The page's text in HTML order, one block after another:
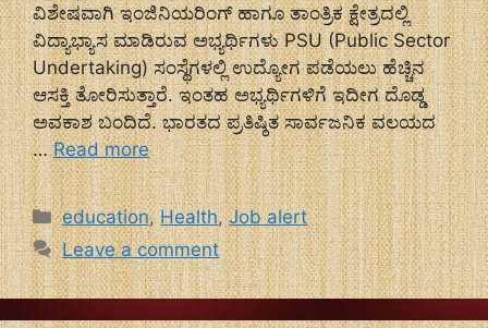
ವಿಶೇಷವಾಗಿ ಇಂಜಿನಿಯರಿಂಗ್ ಹಾಗೂ ತಾಂತ್ರಿಕ ಕ್ಷೇತ್ರದಲ್ಲಿ
ವಿದ್ಯಾಭ್ಯಾಸ ಮಾಡಿರುವ ಅಭ್ಯರ್ಥಿಗಳು PSU (Public Sector
Undertaking) ಸಂಸ್ಥೆಗಳಲ್ಲಿ ಉದ್ಯೋಗ ಪಡೆಯಲು ಹೆಚ್ಚಿನ
ಆಸಕ್ತಿ ತೋರಿಸುತ್ತಾರೆ. ಇಂತಹ ಅಭ್ಯರ್ಥಿಗಳಿಗೆ ಇದೀಗ ದೊಡ್ಡ
ಅವಕಾಶ ಬಂದಿದೆ. ಭಾರತದ ಪ್ರತಿಷ್ಠಿತ ಸಾರ್ವಜನಿಕ ವಲಯದ
…Read more
Categories
education,Health,Job alert
Leave a comment